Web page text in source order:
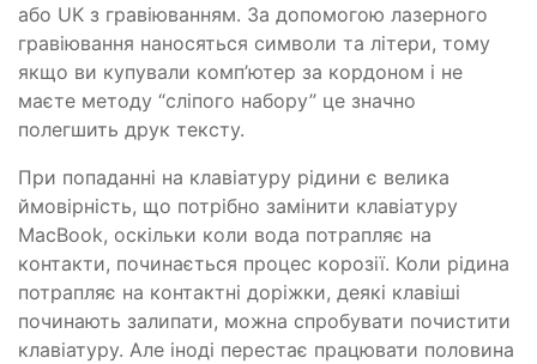
або UK з гравіюванням. За допомогою лазерного
гравіювання наносяться символи та літери, тому
якщо ви купували комп’ютер за кордоном і не
маєте методу “сліпого набору” це значно
полегшить друк тексту.
При попаданні на клавіатуру рідини є велика
ймовірність, що потрібно замінити клавіатуру
MacBook, оскільки коли вода потрапляє на
контакти, починається процес корозії. Коли рідина
потрапляє на контактні доріжки, деякі клавіші
починають залипати, можна спробувати почистити
клавіатуру. Але іноді перестає працювати половина